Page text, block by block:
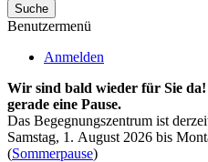
Suche
Benutzermenü
Anmelden
Wir sind bald wieder für Sie
gerade eine Pause.
Das Begegnungszentrum ist
Samstag, 1. August 2026 bis
(Sommerpause)